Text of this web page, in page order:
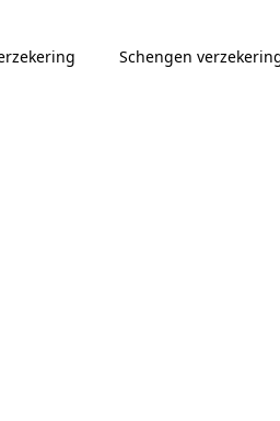
Schengen